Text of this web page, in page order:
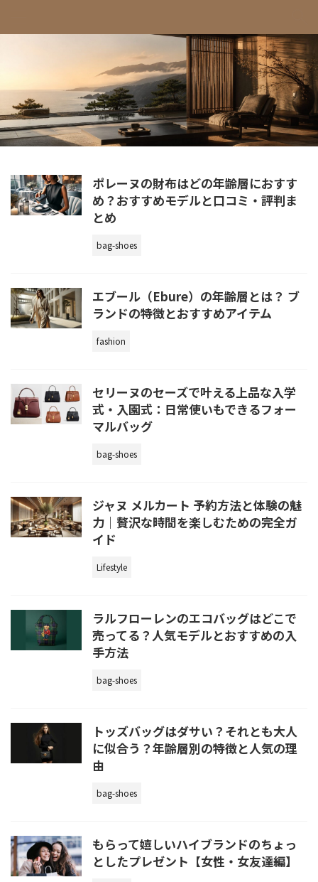
ポレーヌの財布はどの年齢層におすす
め？おすすめモデルと口コミ・評判ま
とめ
bag-shoes
エブール（Ebure）の年齢層とは？ ブ
ランドの特徴とおすすめアイテム
fashion
セリーヌのセーズで叶える上品な入学
式・入園式：日常使いもできるフォー
マルバッグ
bag-shoes
ジャヌ メルカート 予約方法と体験の魅
力｜贅沢な時間を楽しむための完全ガ
イド
Lifestyle
ラルフローレンのエコバッグはどこで
売ってる？人気モデルとおすすめの入
手方法
bag-shoes
トッズバッグはダサい？それとも大人
に似合う？年齢層別の特徴と人気の理
由
bag-shoes
もらって嬉しいハイブランドのちょっ
としたプレゼント【女性・女友達編】